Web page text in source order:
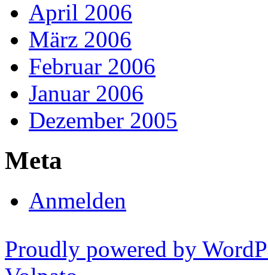
April 2006
März 2006
Februar 2006
Januar 2006
Dezember 2005
Meta
Anmelden
Proudly powered by